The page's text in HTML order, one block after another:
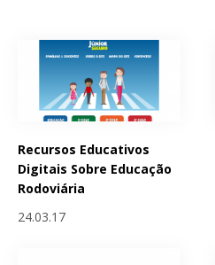
Recursos Educativos
Digitais Sobre Educação
Rodoviária
24.03.17
Páginas